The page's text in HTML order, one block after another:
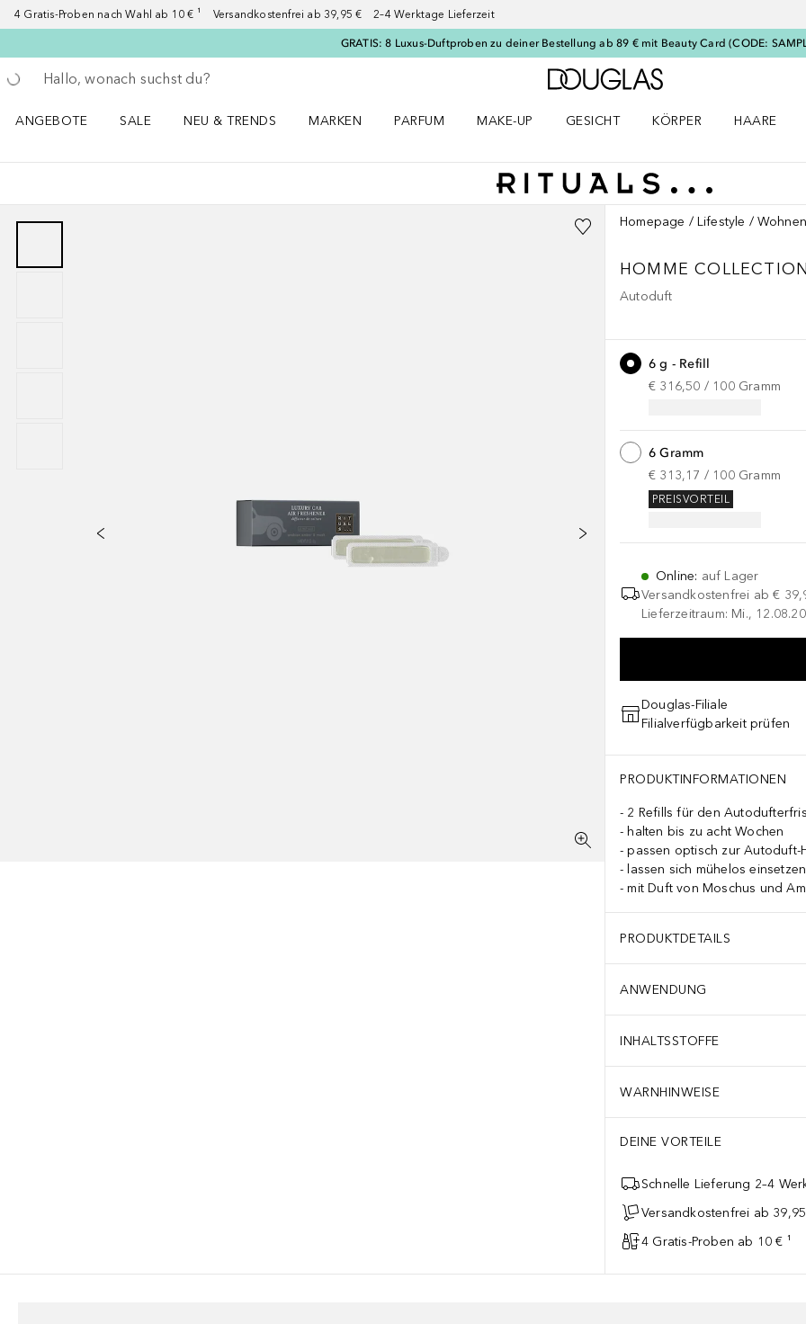
4 Gratis-Proben nach Wahl ab 10 € ¹ Versandkostenfrei ab 39,95 € 2–4 Werktage Lieferzeit
GRATIS: 8 Luxus-Duftproben zu deiner Bestellung ab 89 € mit Beauty Card (CODE:
Gehe zurück
Suche ausführen
Zur Douglas Startseite
ANGEBOTE
SALE
NEU & TRENDS
MARKEN
PARFUM
MAKE-UP
GESICHT
KÖRPER
HAARE
Homepage Lifestyle
HOMME
Autoduft
6 g - Refill
€ 316,50 / 100 Gramm
6 Gramm
€ 313,17 / 100 Gramm
PREISVORTEIL
Online: auf Lager
Versandkostenfrei ab €
Lieferzeitraum: Mi.,
Douglas-Filiale
Filialverfügbarkeit prüfen
PRODUKTINFORMATIONEN
2 Refills für den
halten bis zu acht Wochen
passen optisch zur Autoduft-
lassen sich mühelos einsetzen
mit Duft von Moschus und
PRODUKTDETAILS
ANWENDUNG
INHALTSSTOFFE
WARNHINWEISE
DEINE VORTEILE
Schnelle Lieferung 2–4
Versandkostenfrei ab
4 Gratis-Proben ab 10 € ¹